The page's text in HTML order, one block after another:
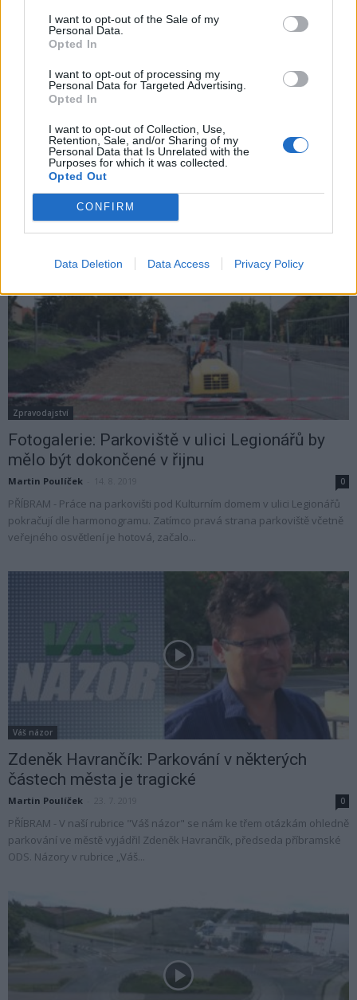
I want to opt-out of the Sale of my
Personal Data.
Opted In
I want to opt-out of processing my
Personal Data for Targeted Advertising.
Opted In
I want to opt-out of Collection, Use,
Retention, Sale, and/or Sharing of my
Personal Data that Is Unrelated with the
Purposes for which it was collected.
Opted Out
CONFIRM
Data Deletion Data Access Privacy Policy
Zpravodajství
o několik týdnů prodlouží
Martin Poulíček - 21. 8. 2019
PŘÍBRAM - Stavební práce na nových i úpravě současných parkovacích
místech v ulici Legionářů mezi kulturním domem a gymnáziem se o
několik týdnů prodlouží....
Zpravodajství
Fotogalerie: Parkoviště v ulici Legionářů by
mělo být dokončené v řijnu
Martin Poulíček 0
PŘÍBRAM - Práce na parkovišti pod Kulturním domem v ulici Legionářů
pokračují dle harmonogramu. Zatímco pravá strana parkoviště včetně
veřejného osvětlení je hotová, začalo...
Váš názor
Zdeněk Havrančík: Parkování v některých
částech města je tragické
Martin Poulíček 0
PŘÍBRAM - V naší rubrice "Váš názor" se nám ke třem otázkám ohledně
parkování ve městě vyjádřil Zdeněk Havrančík, předseda příbramské
ODS. Názory v rubrice „Váš...